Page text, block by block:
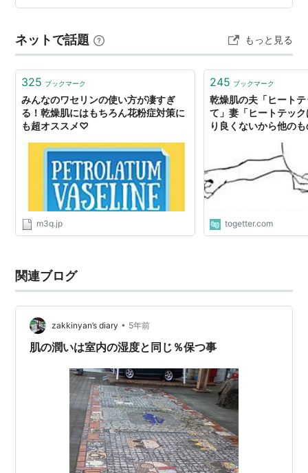
て初めてファンデーションその他もろもろを買ってお家
属のスポンジで肌にのせたところ、まるで肌が破れ…
ネットで話題 もっと見る
325 ブックマーク
みんなのワセリンの使い方が凄すぎ
る！乾燥肌にはもちろん花粉症対策に
も超オススメ♡
m3q.jp
245 ブックマーク
乾燥肌の夫「ヒート
て」妻「ヒートテッ
り良くないから他の
らの流れにほっこり
togetter.com
関連ブログ
zakkinyan’s diary • 5年前
肌の潤いは室内の湿度と同じ％保つ事